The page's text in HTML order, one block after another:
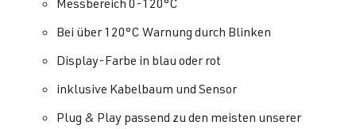
Messbereich 0-120°C
Bei über 120°C Warnung durch Blinken
Display-Farbe in blau oder rot
inklusive Kabelbaum und Sensor
Plug & Play passend zu den meisten unserer